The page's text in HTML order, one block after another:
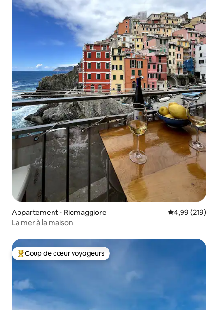
Appartement ⋅ Riomaggiore Évaluation
4,99 (219)
La mer à la maison
Coups de cœur voyageurs les plus appréciés
Coup de cœur voyageurs